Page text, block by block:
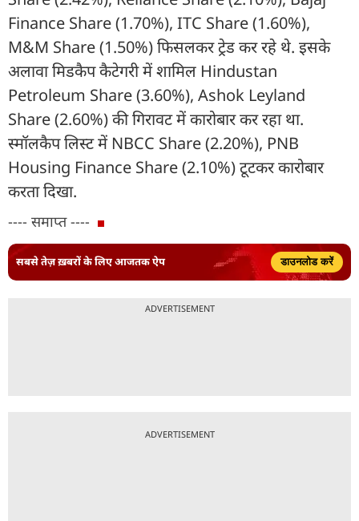
Finance Share (1.70%), ITC Share (1.60%),
M&M Share (1.50%) फिसलकर ट्रेड कर रहे थे. इसके
अलावा मिडकैप कैटेगरी में शामिल Hindustan
Petroleum Share (3.60%), Ashok Leyland
Share (2.60%) की गिरावट में कारोबार कर रहा था.
स्मॉलकैप लिस्ट में NBCC Share (2.20%), PNB
Housing Finance Share (2.10%) टूटकर कारोबार
करता दिखा.
---- समाप्त ----
सबसे तेज़ ख़बरों के लिए आजतक ऐप डाउनलोड करें
ADVERTISEMENT
ADVERTISEMENT